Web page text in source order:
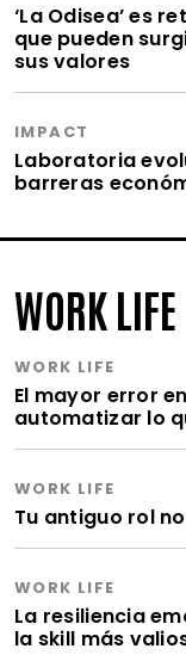
‘La Odisea’ es
que pueden
sus valores
IMPACT
Laboratoria
barreras
WORK LIFE
WORK LIFE
El mayor error
automatizar lo
WORK LIFE
Tu antiguo rol
WORK LIFE
La resiliencia
la skill más